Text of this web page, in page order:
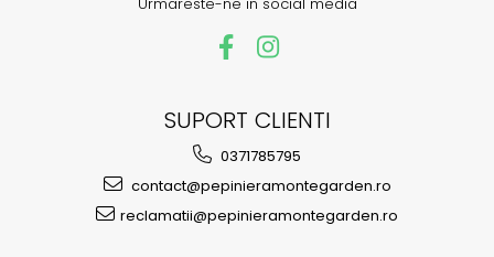
SUPORT CLIENTI
0371785795
contact@pepinieramontegarden.ro
reclamatii@pepinieramontegarden.ro